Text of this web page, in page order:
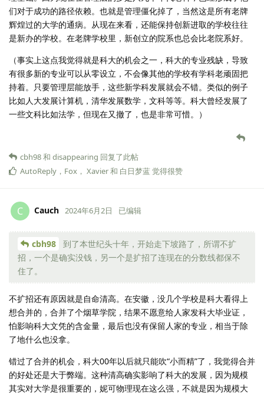
们对于成功的路径依赖。也就是管理僵化掉了，当然这是所有老牌
辉煌过的大学的通病。从现在来看，还能保持创新进取的学校往往
是新办的学校。在老牌学校里，新创立的院系也总会比老院系好。
（事实上这点我觉得就是科大的机会之一，科大的专业残缺，导致
有很多新的专业可以从零设立，不会像其他的学校有学科老顽固把
持着。只要管理层能放手，这些新学科发展就会不错。类似的例子
比如人大发展计算机，清华发展数学，文科等等。科大曾经发展了
一些文科比如法学，但现在又撤了，也是非常可惜。）
cbh98和 disappearing 回复了此帖
AutoReply ， Fox ， Xavier和 白日梦蓝觉得很赞
C Cauch 2024年6月2日 已编辑
cbh98
到了本世纪头十年，开始走下坡路了，所谓不扩
招，一个是确实没钱，另一个是扩招了连现在的分数线都保不
住了。
不扩招还有原因就是自命清高。在安徽，没几个学校是科大看得上
想合并的，合并了个烟草学院，结果不愿意给人家发科大毕业证，
怕影响科大文凭的含金量，最后也没有保留人家的专业，相当于除
了地什么也没拿。
错过了合并的机会，科大00年以后就只能吹“小而精”了，我觉得合并
的好处还是大于弊端。这种清高确实影响了科大的发展，因为规模
其实对大学是很重要的，妮可物理现在这么强，不就是因为规模大